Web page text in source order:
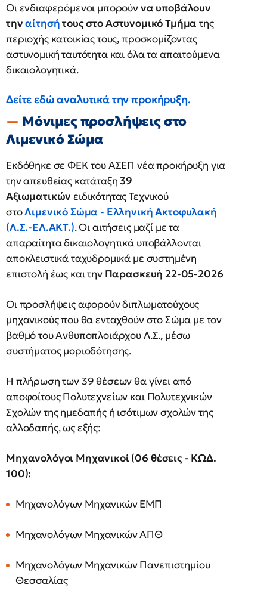
Οι ενδιαφερόμενοι μπορούννα υποβάλουν
τηναίτησήτους στο Αστυνομικό Τμήμα της
περιοχής κατοικίας τους, προσκομίζοντας
αστυνομική ταυτότητα και όλα τα απαιτούμενα
δικαιολογητικά.
Δείτε εδώ αναλυτικά την προκήρυξη.
Μόνιμες προσλήψεις στο
Λιμενικό Σώμα
Εκδόθηκε σε ΦΕΚ του ΑΣΕΠ νέα προκήρυξη για
την απευθείας κατάταξη39
Αξιωματικών ειδικότητας Τεχνικού
στοΛιμενικό Σώμα - Ελληνική Ακτοφυλακή
(Λ.Σ.-ΕΛ.ΑΚΤ.). Οι αιτήσεις μαζί με τα
απαραίτητα δικαιολογητικά υποβάλλονται
αποκλειστικά ταχυδρομικά με συστημένη
επιστολή έως και την Παρασκευή 22-05-2026
Οι προσλήψεις αφορούν διπλωματούχους
μηχανικούς που θα ενταχθούν στο Σώμα με τον
βαθμό του Ανθυποπλοιάρχου Λ.Σ., μέσω
συστήματος μοριοδότησης.
Η πλήρωση των 39 θέσεων θα γίνει από
αποφοίτους Πολυτεχνείων και Πολυτεχνικών
Σχολών της ημεδαπής ή ισότιμων σχολών της
αλλοδαπής, ως εξής:
Μηχανολόγοι Μηχανικοί (06 θέσεις - ΚΩΔ.
100):
Μηχανολόγων Μηχανικών ΕΜΠ
Μηχανολόγων Μηχανικών ΑΠΘ
Μηχανολόγων Μηχανικών Πανεπιστημίου
Θεσσαλίας